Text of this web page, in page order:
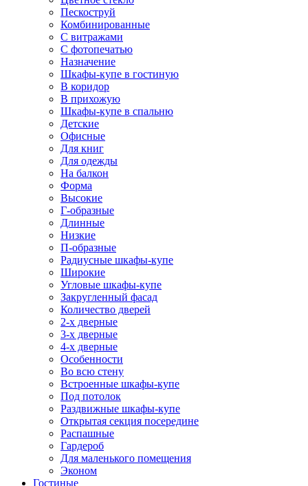
Пескоструй
Комбинированные
С витражами
С фотопечатью
Назначение
Шкафы-купе в гостиную
В коридор
В прихожую
Шкафы-купе в спальню
Детские
Офисные
Для книг
Для одежды
На балкон
Форма
Высокие
Г-образные
Длинные
Низкие
П-образные
Радиусные шкафы-купе
Широкие
Угловые шкафы-купе
Закругленный фасад
Количество дверей
2-х дверные
3-х дверные
4-х дверные
Особенности
Во всю стену
Встроенные шкафы-купе
Под потолок
Раздвижные шкафы-купе
Открытая секция посередине
Распашные
Гардероб
Для маленького помещения
Эконом
Гостиные